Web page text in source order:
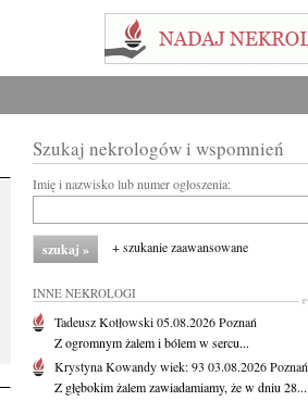
Szukaj nekrologów i wspomnień
Imię i nazwisko lub numer ogłoszenia:
+ szukanie zaawansowane
INNE NEKROLOGI
Tadeusz Kotłowski05.08.2026Poznań
Z ogromnym żalem i bólem w sercu...
Krystyna Kowandywiek: 93 03.08.2026Poznań
Z głębokim żalem zawiadamiamy, że w dniu 28...